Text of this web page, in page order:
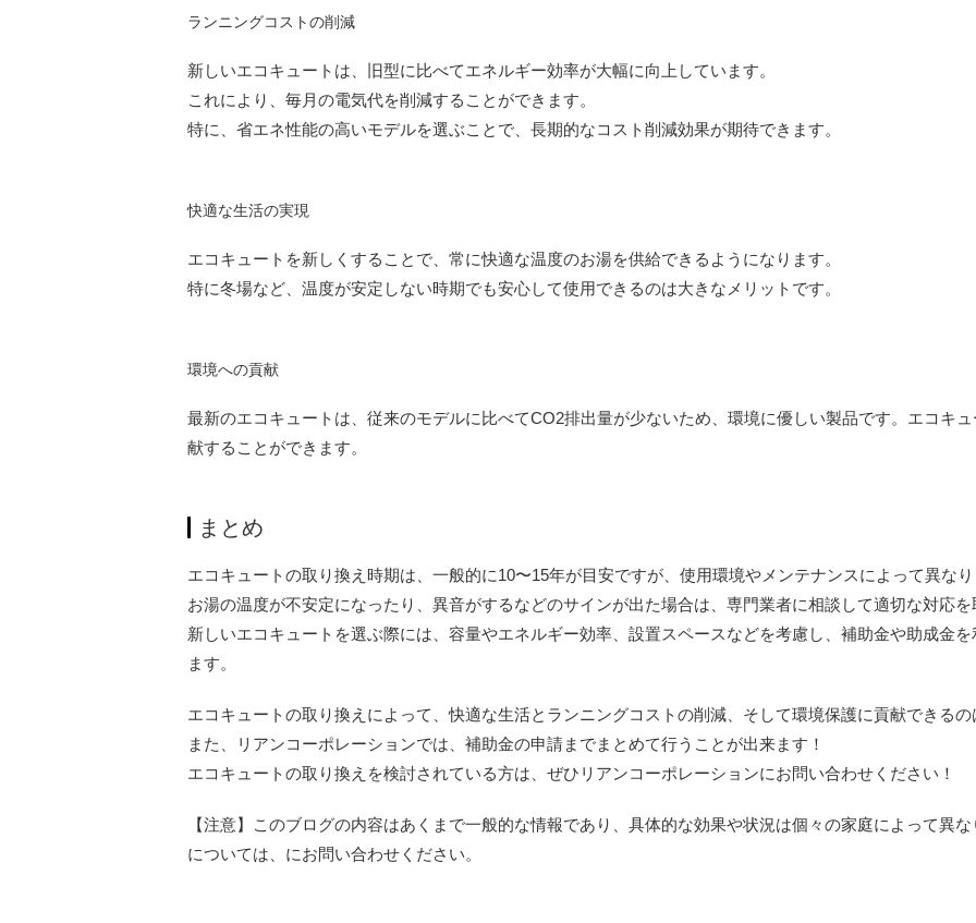
ランニングコストの削減
新しいエコキュートは、旧型に比べてエネルギー効率が大幅に向上しています。
これにより、毎月の電気代を削減することができます。
特に、省エネ性能の高いモデルを選ぶことで、長期的なコスト削減効果が期待できます。
快適な生活の実現
エコキュートを新しくすることで、常に快適な温度のお湯を供給できるようになります。
特に冬場など、温度が安定しない時期でも安心して使用できるのは大きなメリットです。
環境への貢献
最新のエコキュートは、従来のモデルに比べてCO2排出量が少ないため、環境に優しい製品です。エコキ
献することができます。
まとめ
エコキュートの取り換え時期は、一般的に10〜15年が目安ですが、使用環境やメンテナンスによって異なり
お湯の温度が不安定になったり、異音がするなどのサインが出た場合は、専門業者に相談して適切な対応を
新しいエコキュートを選ぶ際には、容量やエネルギー効率、設置スペースなどを考慮し、補助金や助成金
ます。
エコキュートの取り換えによって、快適な生活とランニングコストの削減、そして環境保護に貢献できるの
また、リアンコーポレーションでは、補助金の申請までまとめて行うことが出来ます！
エコキュートの取り換えを検討されている方は、ぜひリアンコーポレーションにお問い合わせください！
【注意】このブログの内容はあくまで一般的な情報であり、具体的な効果や状況は個々の家庭によって異
については、にお問い合わせください。